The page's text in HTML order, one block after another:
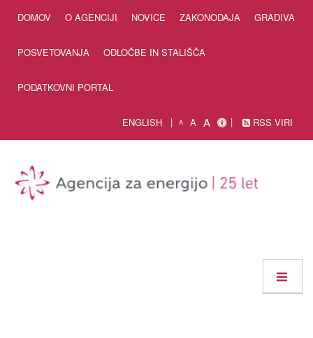
DOMOV O AGENCIJI NOVICE ZAKONODAJA GRADIVA
POSVETOVANJA ODLOČBE IN STALIŠČA
PODATKOVNI PORTAL
ENGLISH A A A RSS VIRI